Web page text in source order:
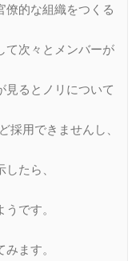
僚的な組織をつくる
て次々とメンバーが
るとノリについて
用できませんし、
たら、
です。
ます。